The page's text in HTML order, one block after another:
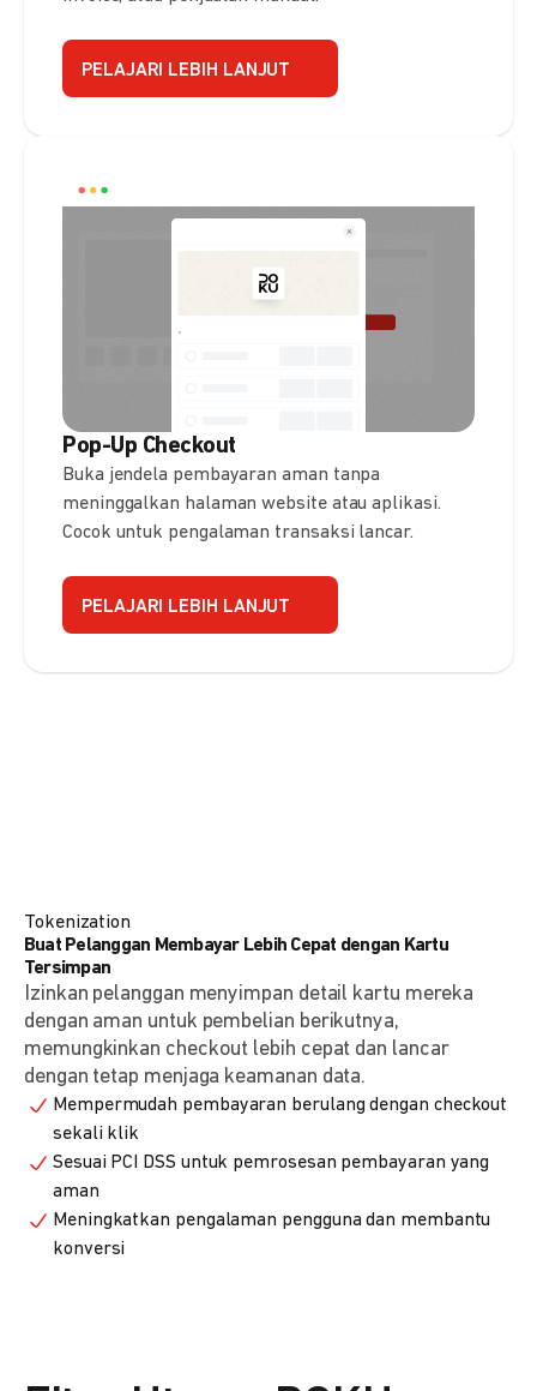
PELAJARI LEBIH LANJUT
Pop-Up Checkout
Buka jendela pembayaran aman tanpa
meninggalkan halaman website atau aplikasi.
Cocok untuk pengalaman transaksi lancar.
PELAJARI LEBIH LANJUT
Tokenization
Buat Pelanggan Membayar Lebih Cepat dengan Kartu
Tersimpan
Izinkan pelanggan menyimpan detail kartu mereka
dengan aman untuk pembelian berikutnya,
memungkinkan checkout lebih cepat dan lancar
dengan tetap menjaga keamanan data.
Mempermudah pembayaran berulang dengan checkout
sekali klik
Sesuai PCI DSS untuk pemrosesan pembayaran yang
aman
Meningkatkan pengalaman pengguna dan membantu
konversi